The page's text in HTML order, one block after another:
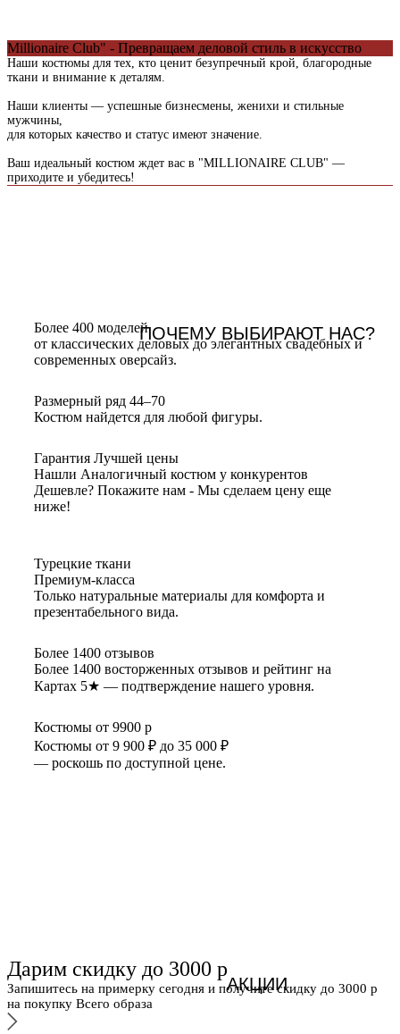
Millionaire Club" - Превращаем деловой стиль в искусство
Наши костюмы для тех, кто ценит безупречный крой, благородные
ткани и внимание к деталям.
Наши клиенты — успешные бизнесмены, женихи и стильные
мужчины,
для которых качество и статус имеют значение.
Ваш идеальный костюм ждет вас в "MILLIONAIRE CLUB" —
приходите и убедитесь!
ПОЧЕМУ ВЫБИРАЮТ НАС?
Более 400 моделей
от классических деловых до элегантных свадебных и
современных оверсайз.
Размерный ряд 44–70
Костюм найдется для любой фигуры.
Гарантия Лучшей цены
Нашли Аналогичный костюм у конкурентов
Дешевле? Покажите нам - Мы сделаем цену еще
ниже!
Турецкие ткани
Премиум-класса
Только натуральные материалы для комфорта и
презентабельного вида.
Более 1400 отзывов
Более 1400 восторженных отзывов и рейтинг на
Картах 5★ — подтверждение нашего уровня.
Костюмы от 9900 р
Костюмы от 9 900 ₽ до 35 000 ₽
— роскошь по доступной цене.
АКЦИИ
Дарим скидку до 3000 р
Запишитесь на примерку сегодня и получите скидку до 3000 р
на покупку Всего образа